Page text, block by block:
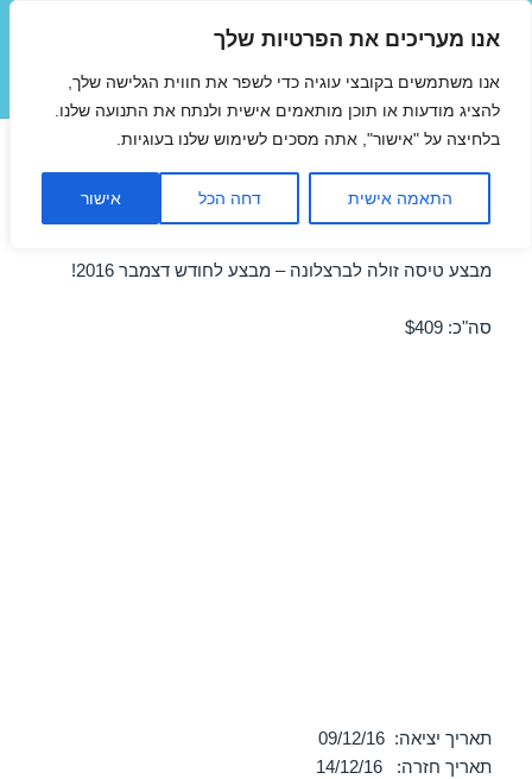
אנו מעריכים את הפרטיות שלך
אנו משתמשים בקובצי עוגיה כדי לשפר את חווית הגלישה שלך,
להציג מודעות או תוכן מותאמים אישית ולנתח את התנועה שלנו.
בלחיצה על "אישור", אתה מסכים לשימוש שלנו בעוגיות.
התאמה אישית דחה הכל אישור
תפריטים
ווידג'טים
טיסות זולות לברצלונה בדצמבר
09/12/2016
מבצע טיסה זולה לברצלונה – מבצע לחודש דצמבר 2016!
סה"כ: $409
תאריך יציאה: 09/12/16
תאריך חזרה: 14/12/16